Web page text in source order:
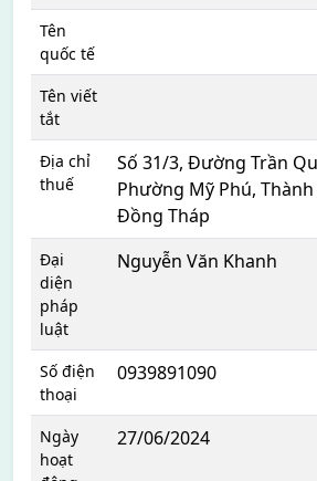
Tên
quốc tế
Tên viết
tắt
Địa chỉ
thuế
Số 31/3, Đường Trần
Phường Mỹ Phú, Thành
Đồng Tháp
Đại
diện
pháp
luật
Nguyễn Văn Khanh
Số điện
thoại
0939891090
Ngày
hoạt
27/06/2024